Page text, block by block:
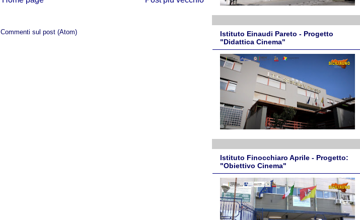
Commenti sul post (Atom)
Istituto Einaudi Pareto - Progetto
"Didattica Cinema"
Istituto Finocchiaro Aprile - Progetto:
"Obiettivo Cinema"